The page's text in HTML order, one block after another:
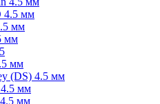
4.5 мм
мм
мм
мм
(DS) 4.5 мм
мм
мм